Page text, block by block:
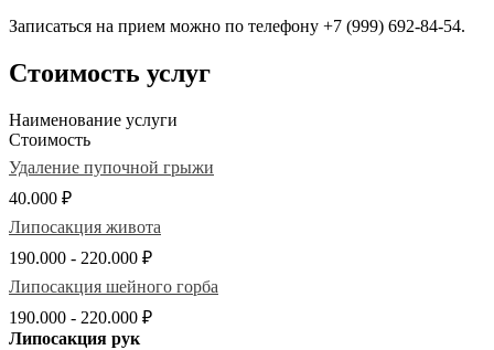
Записаться на прием можно по телефону +7 (999) 692-84-54.
Стоимость услуг
Наименование услуги
Стоимость
Удаление пупочной грыжи
40.000 ₽
Липосакция живота
190.000 - 220.000 ₽
Липосакция шейного горба
190.000 - 220.000 ₽
Липосакция рук